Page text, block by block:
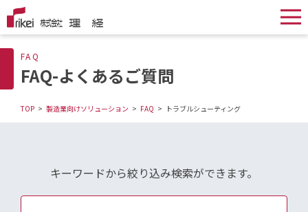
FAQ
FAQ-よくあるご質問
TOP 製造業向けソリューション FAQ トラブルシューティング
キーワードから絞り込み検索ができます。